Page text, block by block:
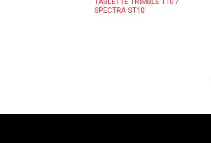
SPECTRA ST10